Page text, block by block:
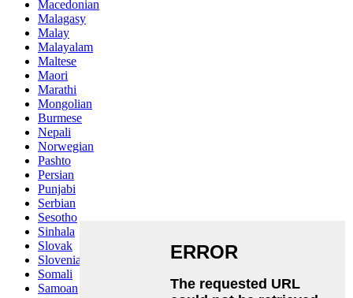
Macedonian
Malagasy
Malay
Malayalam
Maltese
Maori
Marathi
Mongolian
Burmese
Nepali
Norwegian
Pashto
Persian
Punjabi
Serbian
Sesotho
Sinhala
Slovak
Slovenian
Somali
Samoan